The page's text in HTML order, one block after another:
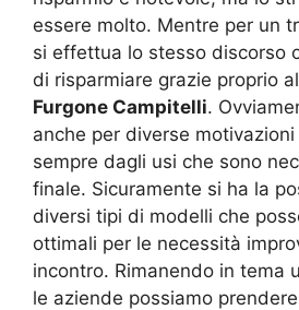
essere molto. Mentre per un
si effettua lo stesso discorso
di risparmiare grazie proprio al
Furgone Campitelli.
anche per diverse
sempre dagli usi che sono
finale. Sicuramente si ha la
diversi tipi di modelli che
ottimali per le necessità
incontro. Rimanendo in tema
le aziende possiamo